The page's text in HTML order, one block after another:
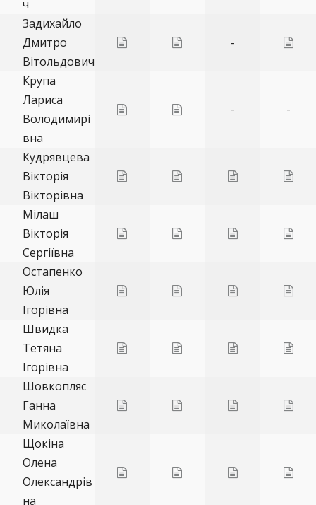
ч
Задихайло
Дмитро
Вітольдович
-
Крупа
Лариса
Володимирі
вна
- -
Кудрявцева
Вікторія
Вікторівна
Мілаш
Вікторія
Сергіївна
Остапенко
Юлія
Ігорівна
Швидка
Тетяна
Ігорівна
Шовкопляс
Ганна
Миколаївна
Щокіна
Олена
Олександрів
на